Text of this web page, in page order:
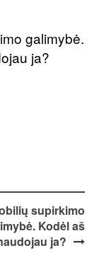
galimybė.
ja?
supirkimo
Kodėl aš
ja?